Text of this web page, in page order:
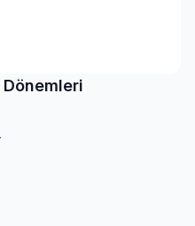
Dönemleri